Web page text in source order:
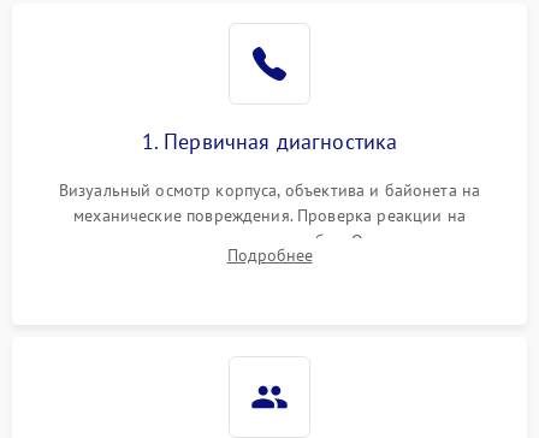
1. Первичная диагностика
Визуальный осмотр корпуса, объектива и байонета на
механические повреждения. Проверка реакции на
включение, считывание кодов ошибок. Оценка состояния
матрицы и затвора, проверка работы автофокуса и вспышки.
Подробнее